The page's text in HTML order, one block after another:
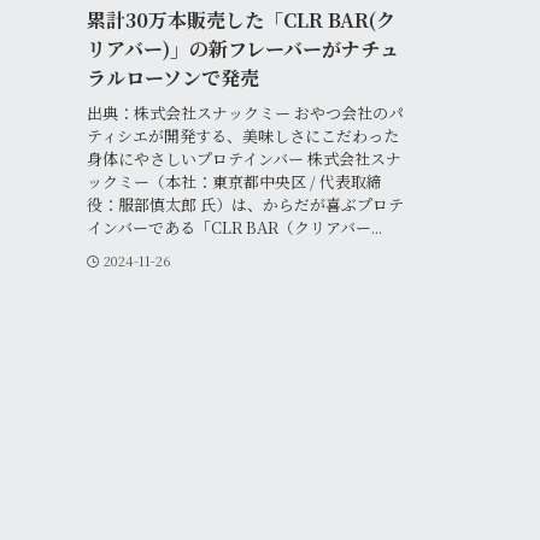
累計30万本販売した「CLR BAR(ク
リアバー)」の新フレーバーがナチュ
ラルローソンで発売
出典：株式会社スナックミー おやつ会社のパ
ティシエが開発する、美味しさにこだわった
身体にやさしいプロテインバー 株式会社スナ
ックミー（本社：東京都中央区 / 代表取締
役：服部慎太郎 氏）は、からだが喜ぶプロテ
インバーである「CLR BAR（クリアバー...
2024-11-26